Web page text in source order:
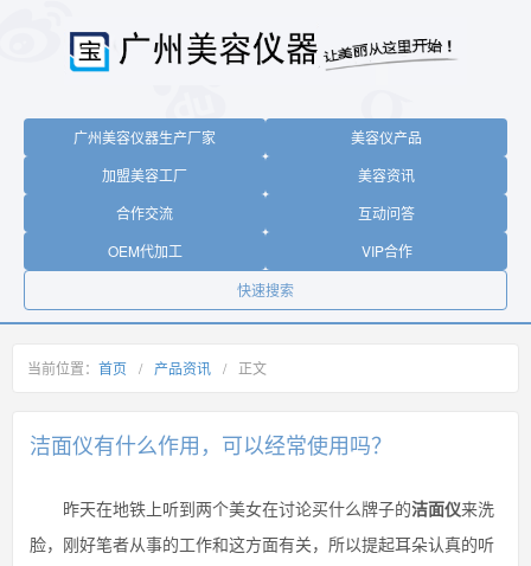
广州美容仪器生产厂家
美容仪产品
加盟美容工厂
美容资讯
合作交流
互动问答
OEM代加工
VIP合作
快速搜索
当前位置： 首页 / 产品资讯 / 正文
洁面仪有什么作用，可以经常使用吗？
昨天在地铁上听到两个美女在讨论买什么牌子的洁面仪来洗
脸，刚好笔者从事的工作和这方面有关，所以提起耳朵认真的听